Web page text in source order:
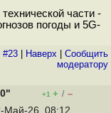
части -
погоды и 5G-
#23 Наверх
Cообщить
модератору
+1 + / –
Май-26, 08:12